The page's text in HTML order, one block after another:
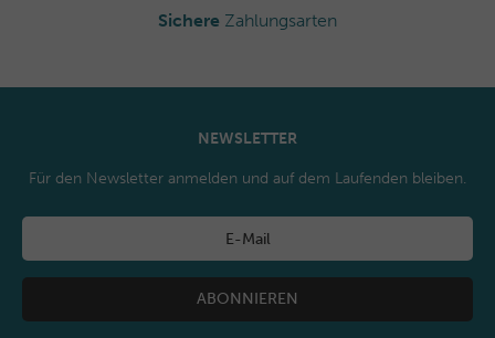
Sichere Zahlungsarten
NEWSLETTER
Für den Newsletter anmelden und auf dem Laufenden bleiben.
ABONNIEREN